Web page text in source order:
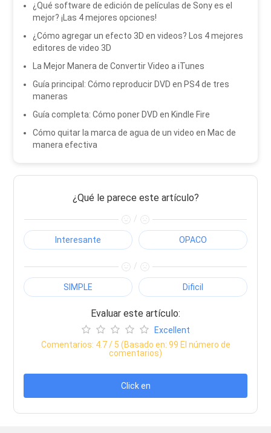
¿Qué software de edición de películas de Sony es el
mejor? ¡Las 4 mejores opciones!
¿Cómo agregar un efecto 3D en videos? Los 4 mejores
editores de video 3D
La Mejor Manera de Convertir Video a iTunes
Guía principal: Cómo reproducir DVD en PS4 de tres
maneras
Guía completa: Cómo poner DVD en Kindle Fire
Cómo quitar la marca de agua de un video en Mac de
manera efectiva
¿Qué le parece este artículo?
/
Interesante OPACO
/
SIMPLE Dificil
Evaluar este artículo:
Excellent
Comentarios: 4.7/ 5 (Basado en: 99 El número de
comentarios)
Click en